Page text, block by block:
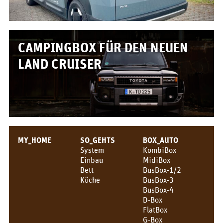
BOX_AUTO
KombiBox
MidiBox
BusBox-1/2
BusBox-4
CAMPINGBOX FÜR DEN NEUEN
LAND CRUISER
MY_HOME
SO_GEHTS
System
Einbau
Bett
Küche
BOX_AUTO
KombiBox
MidiBox
BusBox-1/2
BusBox-3
BusBox-4
D-Box
FlatBox
G-Box